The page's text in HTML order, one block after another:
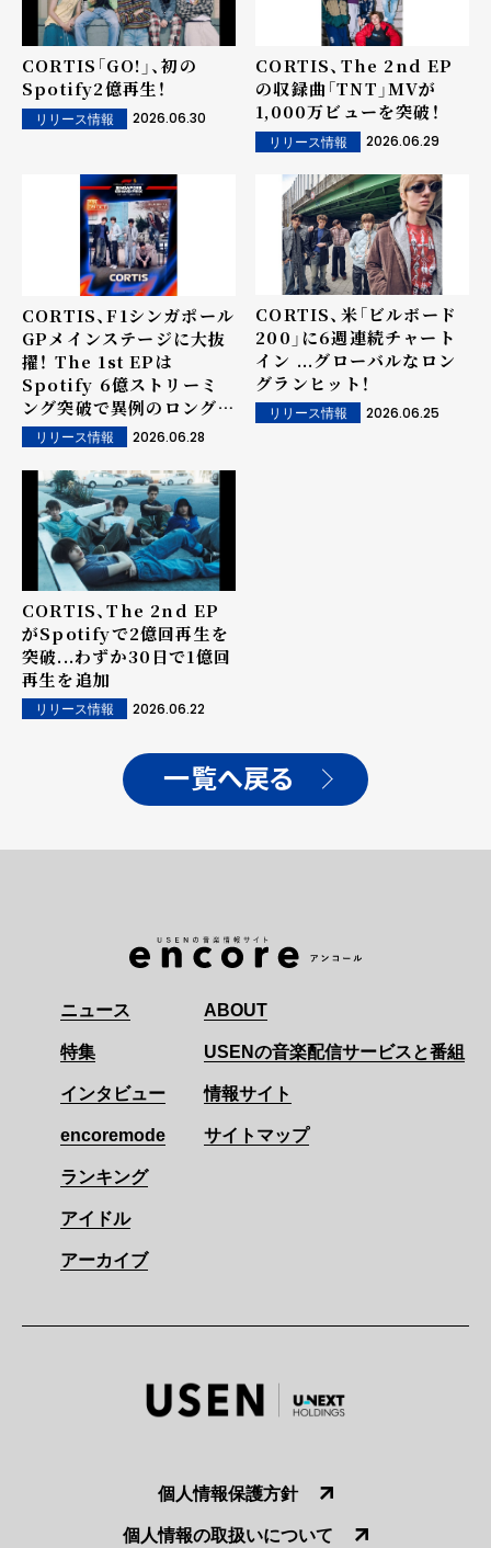
CORTIS「GO!」、初の
Spotify2億再生！
リリース情報 2026.06.30
CORTIS、The 2nd EP
の収録曲「TNT」MVが
1,000万ビューを突破！
リリース情報 2026.06.29
CORTIS、F1シンガポール
GPメインステージに大抜
擢！ The 1st EPは
Spotify 6億ストリーミ
ング突破で異例のロングラ
ンヒット
リリース情報 2026.06.28
CORTIS、米「ビルボード
200」に6週連続チャート
イン ...グローバルなロン
グランヒット！
リリース情報 2026.06.25
CORTIS、The 2nd EP
がSpotifyで2億回再生を
突破...わずか30日で1億回
再生を追加
リリース情報 2026.06.22
一覧へ戻る
ニュース
特集
インタビュー
encoremode
ランキング
アイドル
アーカイブ
ABOUT
USENの音楽配信サービスと番組
情報サイト
サイトマップ
個人情報保護方針
個人情報の取扱いについて